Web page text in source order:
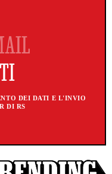
DEI DATI E L'INVIO
DI RS